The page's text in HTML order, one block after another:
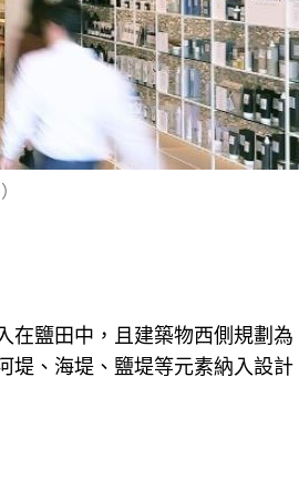
在鹽田中，且建築物西側規劃為
堤、海堤、鹽堤等元素納入設計